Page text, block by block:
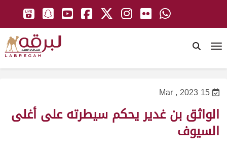
15 Mar , 2023
الواثق بن غدير يحكم سيطرته على أغلى
السيوف